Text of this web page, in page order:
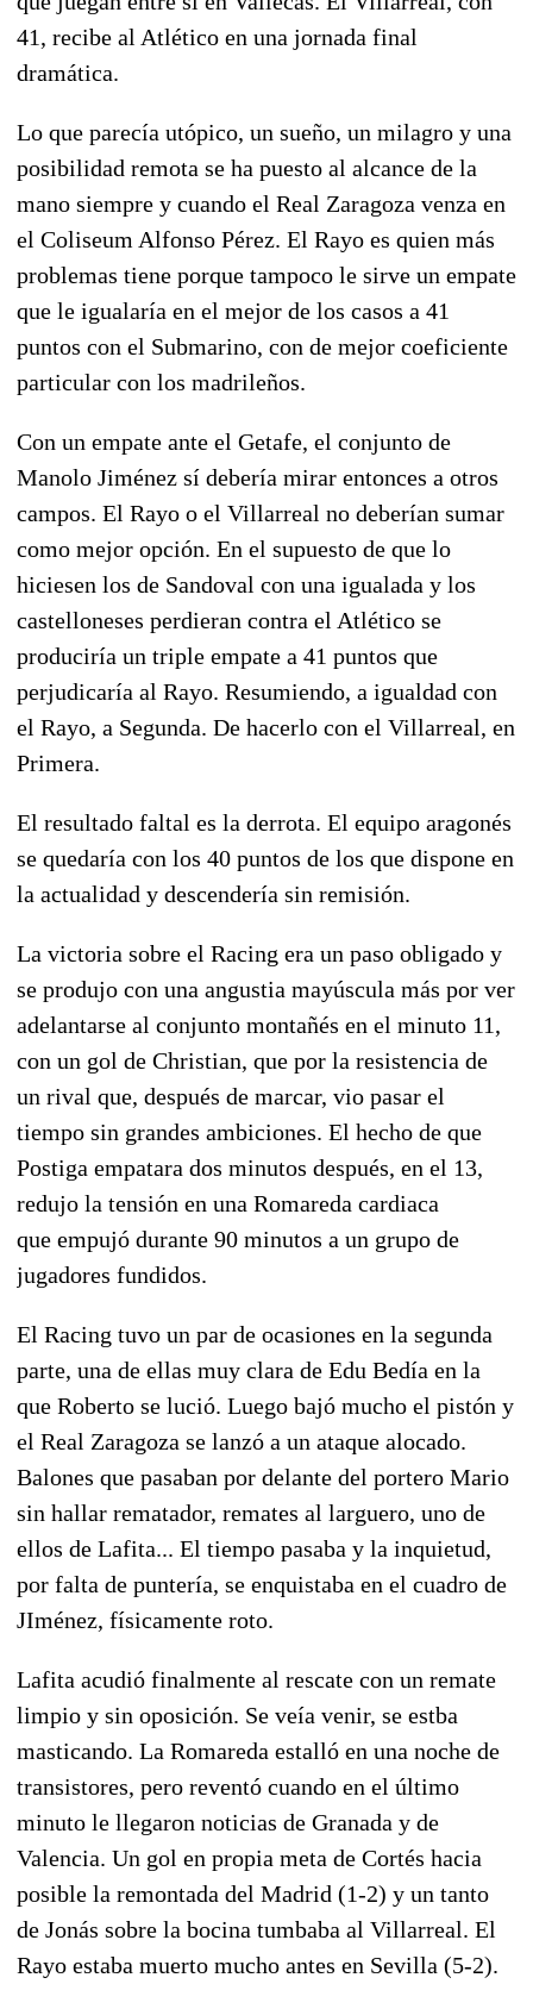
41, recibe al Atlético en una jornada final
dramática.
Lo que parecía utópico, un sueño, un milagro y una
posibilidad remota se ha puesto al alcance de la
mano siempre y cuando el Real Zaragoza venza en
el Coliseum Alfonso Pérez. El Rayo es quien más
problemas tiene porque tampoco le sirve un empate
que le igualaría en el mejor de los casos a 41
puntos con el Submarino, con de mejor coeficiente
particular con los madrileños.
Con un empate ante el Getafe, el conjunto de
Manolo Jiménez sí debería mirar entonces a otros
campos. El Rayo o el Villarreal no deberían sumar
como mejor opción. En el supuesto de que lo
hiciesen los de Sandoval con una igualada y los
castelloneses perdieran contra el Atlético se
produciría un triple empate a 41 puntos que
perjudicaría al Rayo. Resumiendo, a igualdad con
el Rayo, a Segunda. De hacerlo con el Villarreal, en
Primera.
El resultado faltal es la derrota. El equipo aragonés
se quedaría con los 40 puntos de los que dispone en
la actualidad y descendería sin remisión.
La victoria sobre el Racing era un paso obligado y
se produjo con una angustia mayúscula más por ver
adelantarse al conjunto montañés en el minuto 11,
con un gol de Christian, que por la resistencia de
un rival que, después de marcar, vio pasar el
tiempo sin grandes ambiciones. El hecho de que
Postiga empatara dos minutos después, en el 13,
redujo la tensión en una Romareda cardiaca
que empujó durante 90 minutos a un grupo de
jugadores fundidos.
El Racing tuvo un par de ocasiones en la segunda
parte, una de ellas muy clara de Edu Bedía en la
que Roberto se lució. Luego bajó mucho el pistón y
el Real Zaragoza se lanzó a un ataque alocado.
Balones que pasaban por delante del portero Mario
sin hallar rematador, remates al larguero, uno de
ellos de Lafita... El tiempo pasaba y la inquietud,
por falta de puntería, se enquistaba en el cuadro de
JIménez, físicamente roto.
Lafita acudió finalmente al rescate con un remate
limpio y sin oposición. Se veía venir, se estba
masticando. La Romareda estalló en una noche de
transistores, pero reventó cuando en el último
minuto le llegaron noticias de Granada y de
Valencia. Un gol en propia meta de Cortés hacia
posible la remontada del Madrid (1-2) y un tanto
de Jonás sobre la bocina tumbaba al Villarreal. El
Rayo estaba muerto mucho antes en Sevilla (5-2).